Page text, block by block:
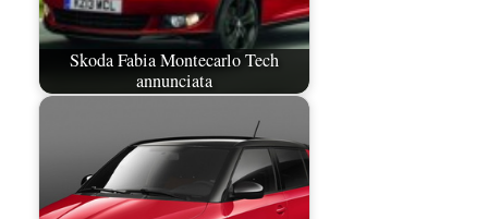
Skoda Fabia Montecarlo Tech
annunciata